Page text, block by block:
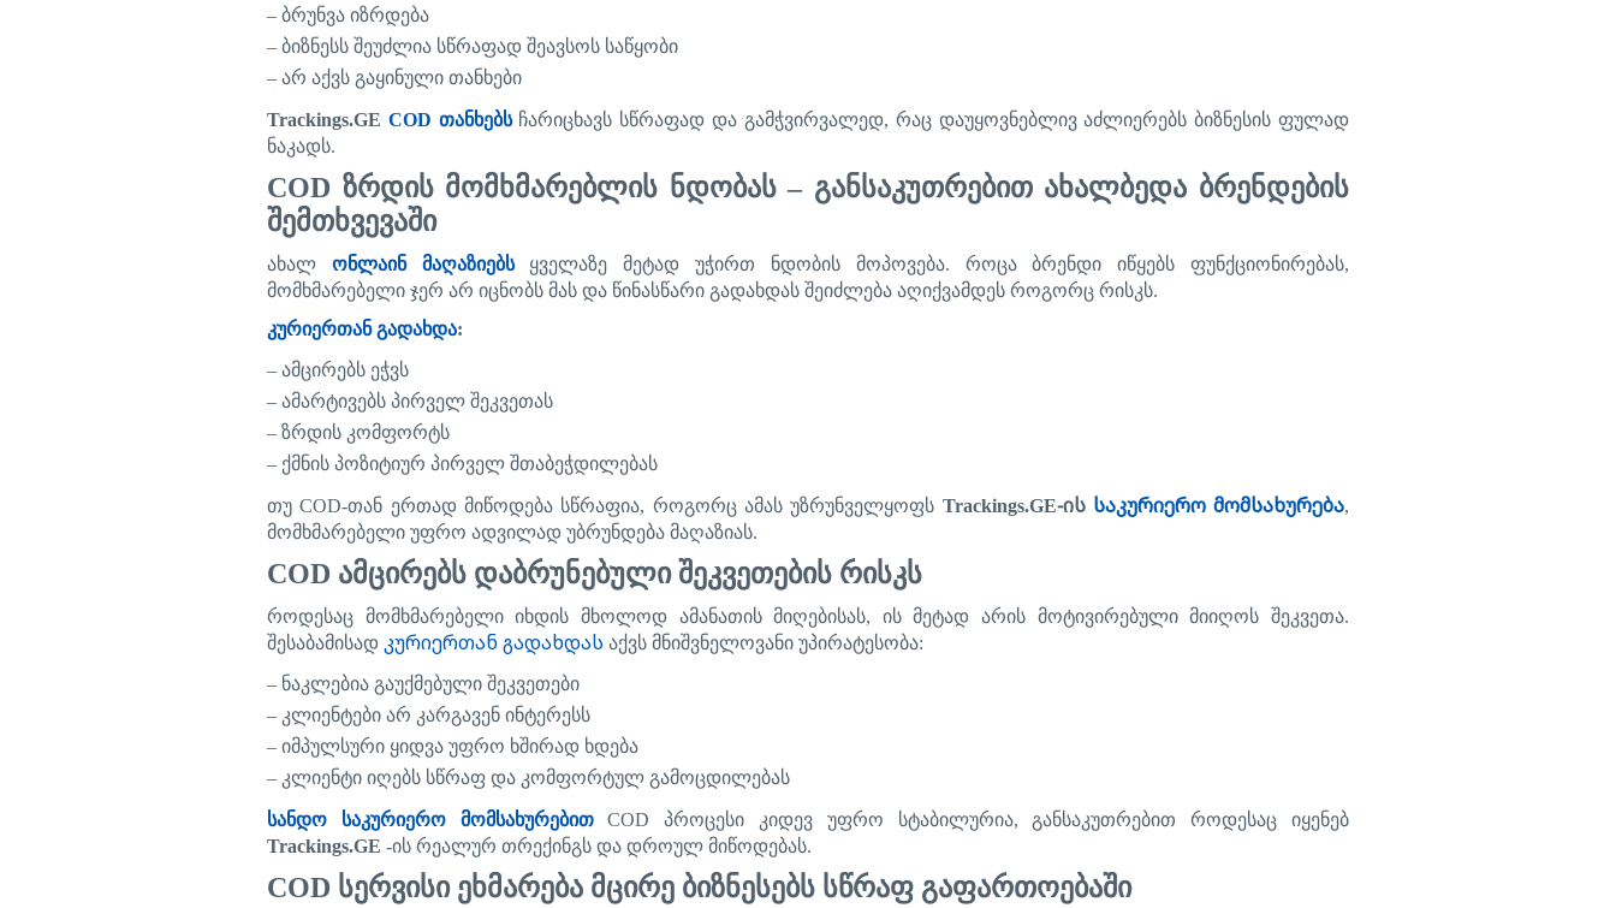
– ბრუნვა იზრდება
– ბიზნესს შეუძლია სწრაფად შეავსოს საწყობი
– არ აქვს გაყინული თანხები
Trackings.GE COD თანხებს ჩარიცხავს სწრაფად და გამჭვირვალედ, რაც დაუყოვნებლივ აძლიერებს ბიზნესის ფულად
ნაკადს.
COD ზრდის მომხმარებლის ნდობას– განსაკუთრებით ახალბედა ბრენდების
შემთხვევაში
ახალ ონლაინ მაღაზიებს ყველაზე მეტად უჭირთ ნდობის მოპოვება. როცა ბრენდი იწყებს ფუნქციონირებას,
მომხმარებელი ჯერ არ იცნობს მას და წინასწარი გადახდას შეიძლება აღიქვამდეს როგორც რისკს.
კურიერთან გადახდა:
– ამცირებს ეჭვს
– ამარტივებს პირველ შეკვეთას
– ზრდის კომფორტს
– ქმნის პოზიტიურ პირველ შთაბეჭდილებას
თუ COD-თან ერთად მიწოდება სწრაფია, როგორც ამას უზრუნველყოფს Trackings.GE-ის საკურიერო მომსახურება,
მომხმარებელი უფრო ადვილად უბრუნდება მაღაზიას.
COD ამცირებს დაბრუნებული შეკვეთების რისკს
როდესაც მომხმარებელი იხდის მხოლოდ ამანათის მიღებისას, ის მეტად არის მოტივირებული მიიღოს შეკვეთა.
შესაბამისად კურიერთან გადახდას აქვს მნიშვნელოვანი უპირატესობა:
– ნაკლებია გაუქმებული შეკვეთები
– კლიენტები არ კარგავენ ინტერესს
– იმპულსური ყიდვა უფრო ხშირად ხდება
– კლიენტი იღებს სწრაფ და კომფორტულ გამოცდილებას
სანდო საკურიერო მომსახურებითCODპროცესი კიდევ უფრო სტაბილურია, განსაკუთრებით როდესაც
იყენებ
Trackings.GE -ის რეალურ თრექინგს და დროულ მიწოდებას.
COD სერვისი ეხმარება მცირე ბიზნესებს სწრაფ გაფართოებაში